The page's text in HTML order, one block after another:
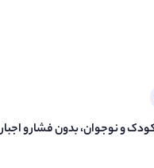
و نوجوان، بدون فشار و اجبار